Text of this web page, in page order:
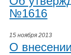
№1616
15 ноября 2013
О